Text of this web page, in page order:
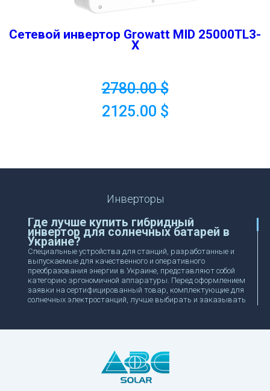
Сетевой инвертор Growatt MID 25000TL3-
X
2780.00$
2125.00 $
Инверторы
Где лучше купить гибридный
инвертор для солнечных батарей в
Украине?
Специальные устройства для станций, разработанные и
выпускаемые для качественного и оперативного
преобразования энергии в Украине, представляют собой
категорию эргономичной аппаратуры. Перед оформлением
заявки на сертифицированный товар, комплектующие для
солнечных электростанций, лучше выбирать и заказывать
инвертор с ориентиром на предложенный ассортимент
Как правильно выбрать
универсальный инвертор: купить
гибридную модель для комплектации
солнечных панелей и батарей?